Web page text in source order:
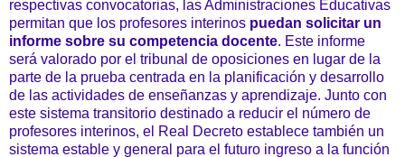
respectivas convocatorias, las Administraciones Educativas
permitan que los profesores interinos puedan solicitar un
informe sobre su competencia docente. Este informe
será valorado por el tribunal de oposiciones en lugar de la
parte de la prueba centrada en la planificación y desarrollo
de las actividades de enseñanzas y aprendizaje. Junto con
este sistema transitorio destinado a reducir el número de
profesores interinos, el Real Decreto establece también un
sistema estable y general para el futuro ingreso a la función